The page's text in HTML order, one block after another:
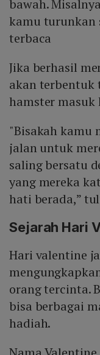
bawah.
kamu turunkan
terbaca
Jika berhasil
akan terbentuk
hamster masuk
"Bisakah kamu
jalan untuk
saling bersatu
yang mereka
hati berada,”
Sejarah Hari
Hari valentine
orang tercinta.
bisa berbagai
hadiah.